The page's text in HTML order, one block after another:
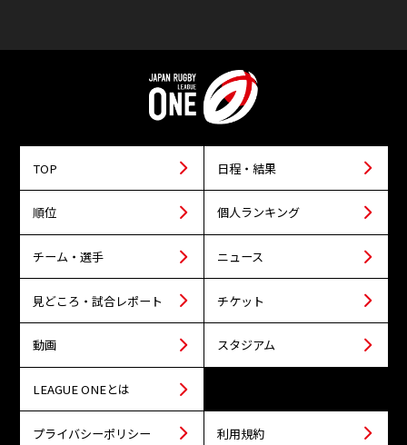
TOP 日程・結果
順位 個人ランキング
チーム・選手 ニュース
見どころ・試合レポート チケット
動画 スタジアム
LEAGUE ONEとは
プライバシーポリシー 利用規約